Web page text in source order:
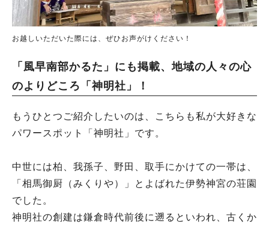
お越しいただいた際には、ぜひお声がけください！
「風早南部かるた」にも掲載、地域の人々の心
のよりどころ「神明社」！
もうひとつご紹介したいのは、こちらも私が大好きな
パワースポット「神明社」です。
中世には柏、我孫子、野田、取手にかけての一帯は、
「相馬御厨（みくりや）」とよばれた伊勢神宮の荘園
でした。
神明社の創建は鎌倉時代前後に遡るといわれ、古くか